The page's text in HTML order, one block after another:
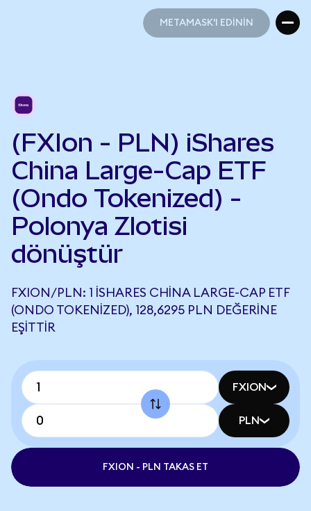
METAMASK'I EDİNİN
(FXIon - PLN) iShares
China Large-Cap ETF
(Ondo Tokenized) -
Polonya Zlotisi
dönüştür
FXION/PLN: 1 ISHARES CHINA LARGE-CAP ETF
(ONDO TOKENIZED), 128,6295 PLN DEĞERINE
EŞITTIR
FXION
PLN
FXION - PLN TAKAS ET